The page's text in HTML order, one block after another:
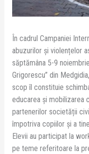
În cadrul Campaniei
abuzurilor și violențelor
săptămâna 5-9
Grigorescu” din
scop îl constituie
educarea și mobilizarea
partenerilor societății
împotriva copiilor și a
Elevii au participat la
pe teme referitoare la